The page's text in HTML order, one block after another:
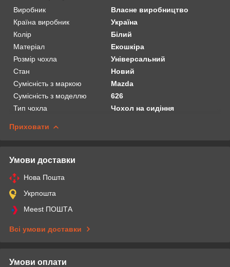
Виробник
Власне виробництво
Країна виробник
Україна
Колір
Білий
Матеріал
Екошкіра
Розмір чохла
Універсальний
Стан
Новий
Сумісність з маркою
Mazda
Сумісність з моделлю
626
Тип чохла
Чохол на сидіння
Приховати
Умови доставки
Нова Пошта
Укрпошта
Meest ПОШТА
Всі умови доставки
Умови оплати